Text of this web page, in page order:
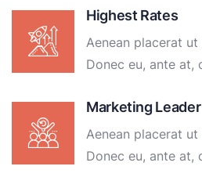
Highest Rates
Aenean placerat
Donec eu, ante at,
Marketing Leader
Aenean placerat
Donec eu, ante at,